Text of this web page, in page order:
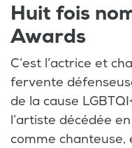
Huit fois
Awards
C’est l’actrice et
fervente
de la cause
l’artiste décédée
comme chanteuse,